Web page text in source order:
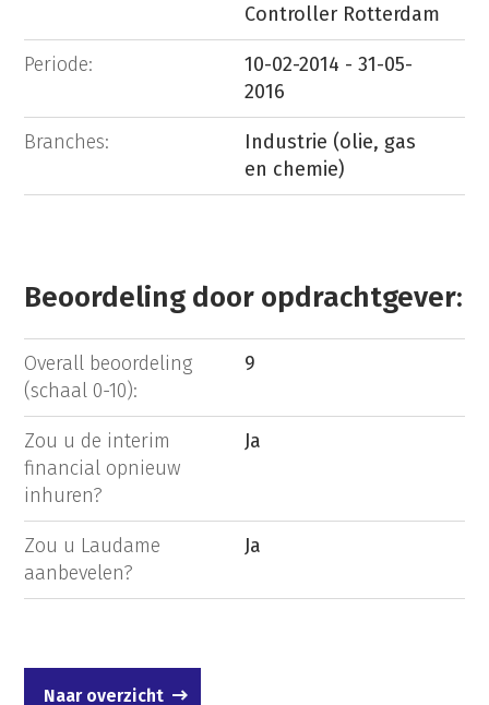
Controller Rotterdam
Periode:
10-02-2014 - 31-05-
2016
Branches:
Industrie (olie, gas
en chemie)
Beoordeling door opdrachtgever:
Overall beoordeling
(schaal 0-10):
9
Zou u de interim
financial opnieuw
inhuren?
Ja
Zou u Laudame
aanbevelen?
Ja
Naar overzicht